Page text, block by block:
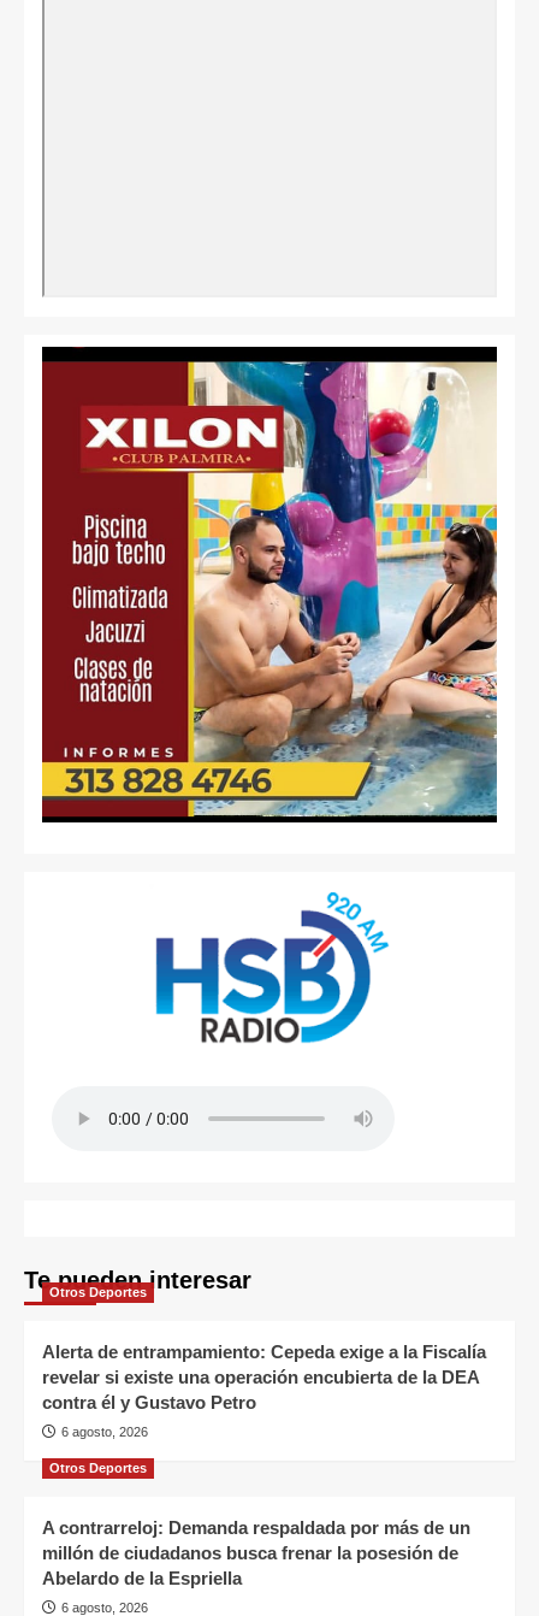
Te pueden interesar
Otros Deportes
Alerta de entrampamiento: Cepeda exige a la Fiscalía
revelar si existe una operación encubierta de la DEA
contra él y Gustavo Petro
6 agosto, 2026
Otros Deportes
A contrarreloj: Demanda respaldada por más de un
millón de ciudadanos busca frenar la posesión de
Abelardo de la Espriella
6 agosto, 2026